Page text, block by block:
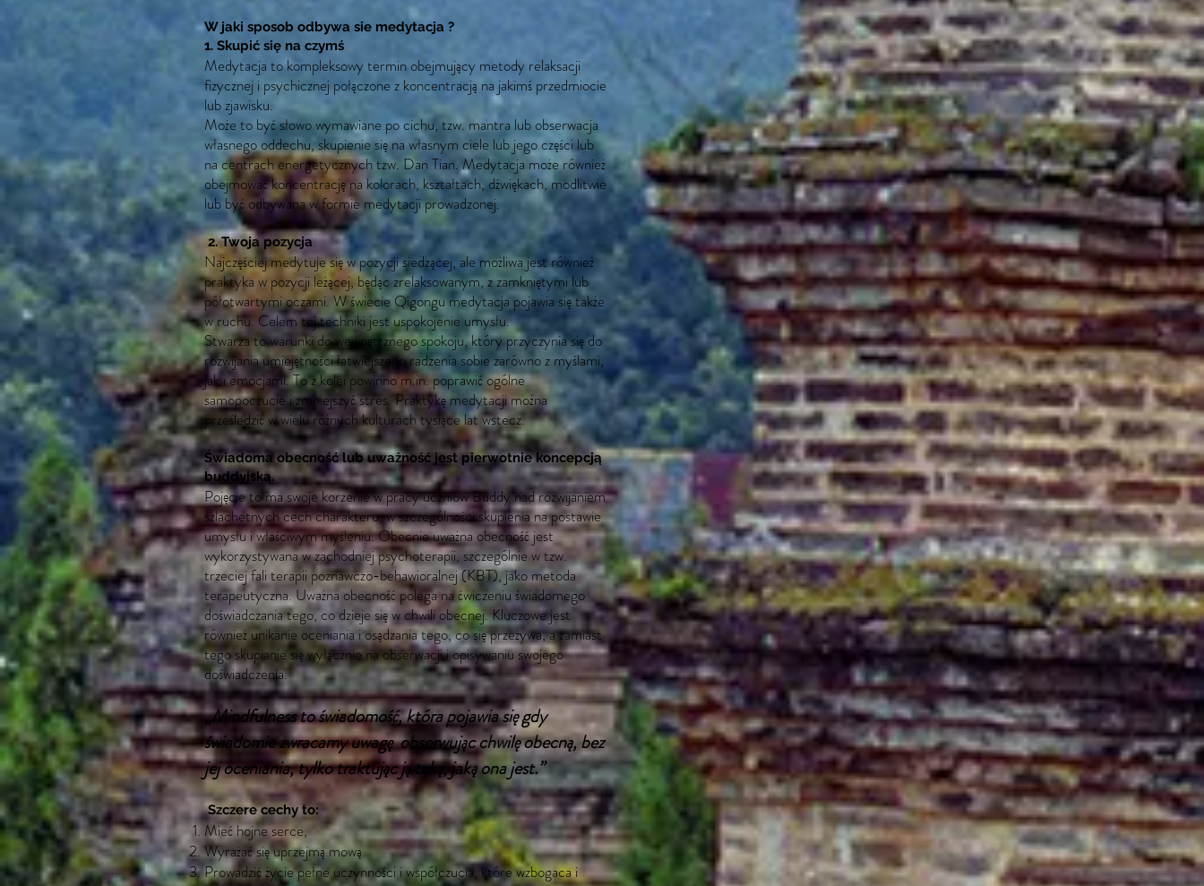
W jaki sposob odbywa sie medytacja ?
1. Skupić się na czymś
Medytacja to kompleksowy termin obejmujący metody relaksacji
fizycznej i psychicznej połączone z koncentracją na jakimś przedmiocie
lub zjawisku.
Może to być słowo wymawiane po cichu, tzw. mantra lub obserwacja
własnego oddechu, skupienie się na własnym ciele lub jego części lub
na centrach energetycznych tzw. Dan Tian. Medytacja może również
obejmować koncentrację na kolorach, kształtach, dźwiękach, modlitwie
lub być odbywana w formie medytacji prowadzonej.
2. Twoja pozycja
Najczęściej medytuje się w pozycji siedzącej, ale możliwa jest również
praktyka w pozycji leżącej, będąc zrelaksowanym, z zamkniętymi lub
półotwartymi oczami. W świecie Qigongu medytacja pojawia się także
w ruchu. Celem tej techniki jest uspokojenie umysłu.
Stwarza to warunki do wewnętrznego spokoju, który przyczynia się do
rozwijania umiejętności łatwiejszego radzenia sobie zarówno z myślami,
jak i emocjami. To z kolei powinno m.in. poprawić ogólne
samopoczucie i zmniejszyć stres. Praktykę medytacji można
prześledzić w wielu różnych kulturach tysiące lat wstecz.
Świadoma obecność lub uważność jest pierwotnie koncepcją
buddyjską.
Pojęcie to ma swoje korzenie w pracy uczniów Buddy nad rozwijaniem
szlachetnych cech charakteru, w szczególności skupienia na postawie
umysłu i właściwym myśleniu. Obecnie uważna obecność jest
wykorzystywana w zachodniej psychoterapii, szczególnie w tzw.
trzeciej fali terapii poznawczo-behawioralnej (KBT), jako metoda
terapeutyczna. Uważna obecność polega na ćwiczeniu świadomego
doświadczania tego, co dzieje się w chwili obecnej. Kluczowe jest
również unikanie oceniania i osądzania tego, co się przeżywa, a zamiast
tego skupianie się wyłącznie na obserwacji i opisywaniu swojego
doświadczenia.
„Mindfulness to świadomość, która pojawia się gdy
świadomie zwracamy uwagę obserwując chwilę obecną, bez
jej oceniania, tylko traktując ją taką, jaką ona jest.”
Szczere cechy to:
Mieć hojne serce,
Wyrażać się uprzejmą mową
Prowadzić życie pełne uczynności i współczucia, które wzbogaca i